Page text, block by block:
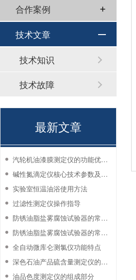
合作案例
技术文章
技术知识
技术故障
最新文章
汽轮机油漆膜测定仪的功能优势有哪些？
碱性氮滴定仪核心技术参数及应用说明
实验室恒温油浴使用方法
过滤性测定仪操作指导
防锈油脂盐雾腐蚀试验器的常见故障与解决方法
防锈油脂盐雾腐蚀试验器的常见故障与解决方法
全自动微库仑测氯仪功能特点
深色石油产品硫含量测定仪的工作环境要求
油品色度测定仪的组成部分